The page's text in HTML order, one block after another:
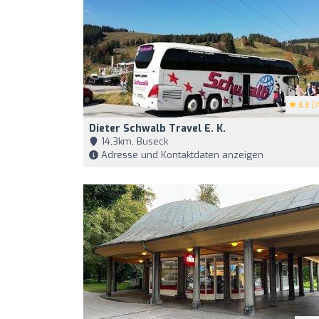
3.3
Dieter Schwalb Travel E. K.
14,3km, Buseck
Adresse und Kontaktdaten anzeigen